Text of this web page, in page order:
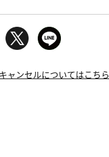
ャンセルについてはこちら